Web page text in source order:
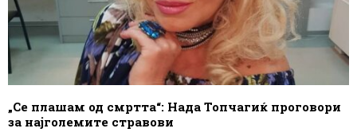
„Се плашам од смртта“: Нада Топчагиќ проговори
за најголемите стравови